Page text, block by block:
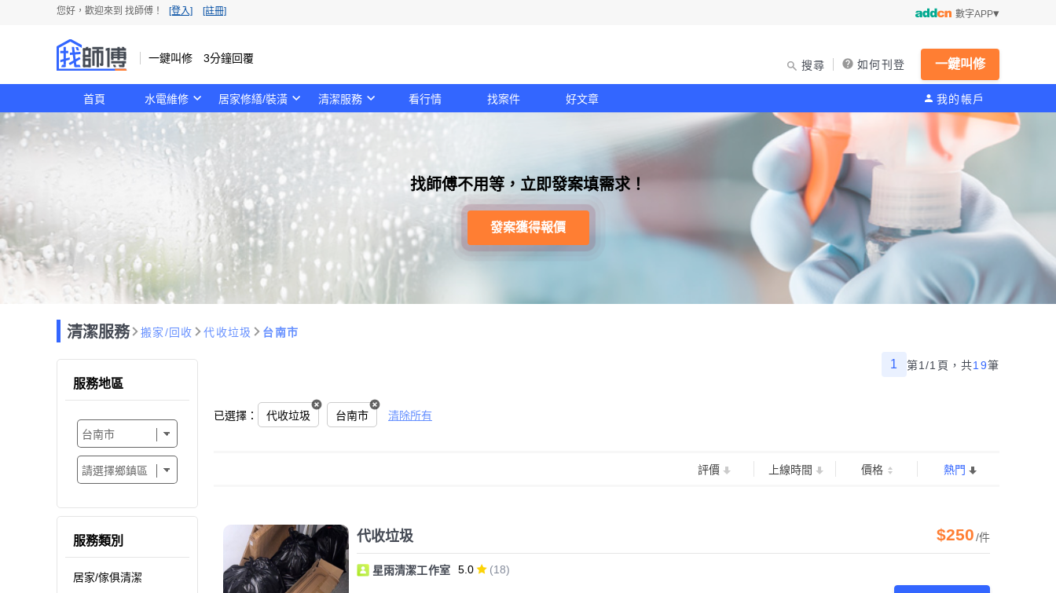
您好，歡迎來到 找師傅！ [登入] [註冊] 數字APP
一鍵叫修 3分鐘回覆
搜尋 如何刊登 一鍵叫修
首頁 水電維修 居家修繕/裝潢 清潔服務 看行情 找案件 好文章 我的帳戶
找師傅不用等，立即發案填需求！
發案獲得報價
清潔服務 搬家/回收 代收垃圾 台南市
1 第1/1頁， 共19筆
已選擇： 代收垃圾 台南市 清除所有
服務地區
服務類別
居家/傢俱清潔
評價 上線時間 價格 熱門
代收垃圾 $250/件
星雨清潔工作室 5.0 (18)